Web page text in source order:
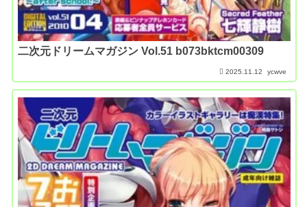
二次元ドリームマガジン Vol.51 b073bktcm00309
2025.11.12 ycwve